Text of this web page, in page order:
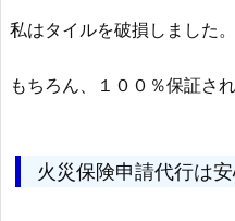
私はタイルを破損しました。
もちろん、１００％保証され
火災保険申請代行は安